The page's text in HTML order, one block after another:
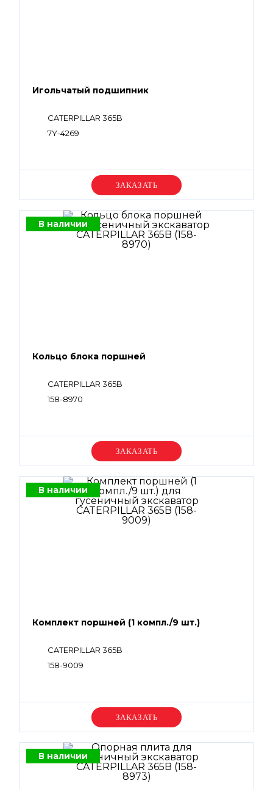
Игольчатый подшипник
CATERPILLAR 365B
7Y-4269
Уточняйте цену
В наличии
Кольцо блока поршней
CATERPILLAR 365B
158-8970
Уточняйте цену
В наличии
Комплект поршней (1 компл./9 шт.)
CATERPILLAR 365B
158-9009
Уточняйте цену
В наличии